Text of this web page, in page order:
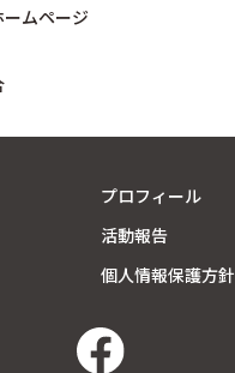
ムページ
プロフィール
活動報告
個人情報保護方針